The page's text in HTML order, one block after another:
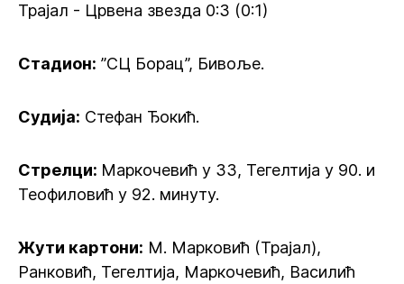
Трајал - Црвена звезда 0:3 (0:1)
Стадион: ”СЦ Борац”, Бивоље.
Судија: Стефан Ђокић.
Стрелци: Маркочевић у 33, Тегелтија у 90. и
Теофиловић у 92. минуту.
Жути картони: М. Марковић (Трајал),
Ранковић, Тегелтија, Маркочевић, Василић